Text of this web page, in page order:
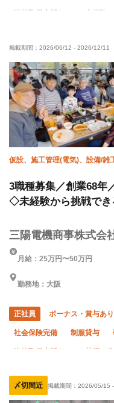
掲載期間： 2026/06/12 - 2026/12/11
仮設、施工管理(電気)、設備/雑
3職種募集／創業68年
◇未経験から挑戦でき
三陽電機商事株式会
月給：25万円〜50万円
勤務地：大阪
正社員 ボーナス・賞与あり
社会保険完備 制服貸与
資格取得支援あり 禁煙・
残業月20時間以下 転勤なし
〆切間近 掲載期間： 2026/05/15 -